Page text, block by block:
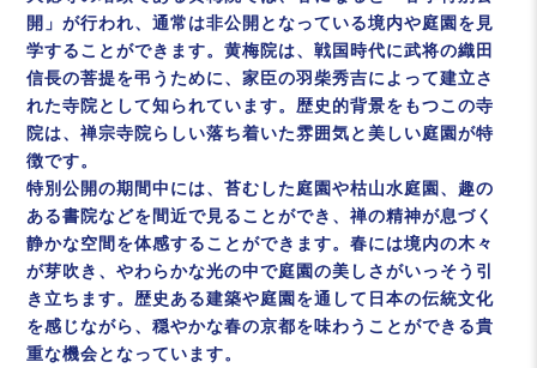
開」が行われ、通常は非公開となっている境内や庭園を見
学することができます。黄梅院は、戦国時代に武将の織田
信長の菩提を弔うために、家臣の羽柴秀吉によって建立さ
れた寺院として知られています。歴史的背景をもつこの寺
院は、禅宗寺院らしい落ち着いた雰囲気と美しい庭園が特
徴です。
特別公開の期間中には、苔むした庭園や枯山水庭園、趣の
ある書院などを間近で見ることができ、禅の精神が息づく
静かな空間を体感することができます。春には境内の木々
が芽吹き、やわらかな光の中で庭園の美しさがいっそう引
き立ちます。歴史ある建築や庭園を通して日本の伝統文化
を感じながら、穏やかな春の京都を味わうことができる貴
重な機会となっています。